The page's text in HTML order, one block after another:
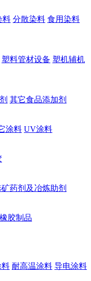
料 分散染料 食用染料
塑料管材设备 塑机辅机
其它食品添加剂
涂料 UV涂料
药剂及冶炼助剂
胶制品
料 耐高温涂料 导电涂料